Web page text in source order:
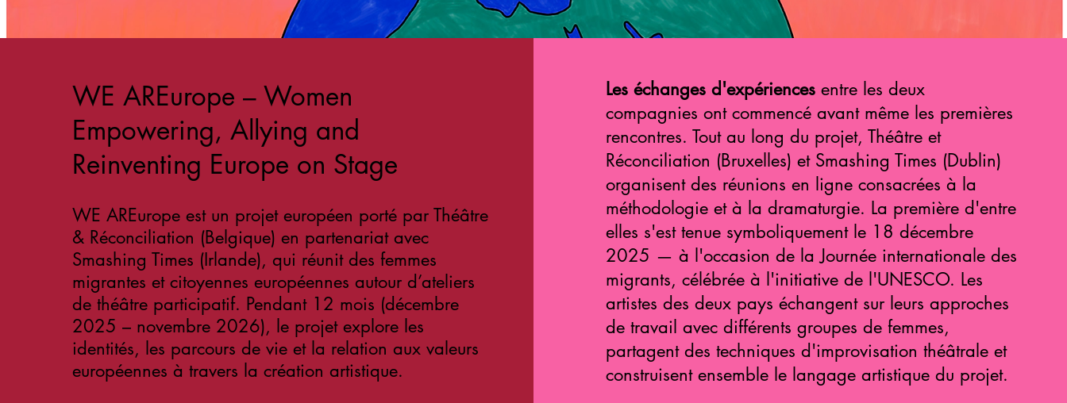
WE AREurope – Women
Empowering, Allying and
Reinventing Europe on Stage
WE AREurope est un projet européen porté par Théâtre
& Réconciliation (Belgique) en partenariat avec
Smashing Times (Irlande), qui réunit des femmes
migrantes et citoyennes européennes autour d’ateliers
de théâtre participatif. Pendant 12 mois (décembre
2025 – novembre 2026), le projet explore les
identités, les parcours de vie et la relation aux valeurs
européennes à travers la création artistique.
Les échanges d'expériences entre les deux
compagnies ont commencé avant même les premières
rencontres. Tout au long du projet, Théâtre et
Réconciliation (Bruxelles) et Smashing Times (Dublin)
organisent des réunions en ligne consacrées à la
méthodologie et à la dramaturgie. La première d'entre
elles s'est tenue symboliquement le 18 décembre
2025 — à l'occasion de la Journée internationale des
migrants, célébrée à l'initiative de l'UNESCO. Les
artistes des deux pays échangent sur leurs approches
de travail avec différents groupes de femmes,
partagent des techniques d'improvisation théâtrale et
construisent ensemble le langage artistique du projet.